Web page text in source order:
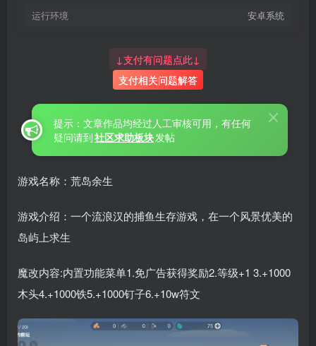
运行环境 安卓系统
↓支付有问题点此↓
支付相关问题解答
提示：文章作品均经过人工审核可用，有任何
疑问请到社区求助板块发帖
游戏名称：荒岛余生
游戏介绍：一个流浪汉的捕鱼生存游戏，在一个风景优美的
岛屿上求生
魔改内容:内置功能菜单1.免广告获得奖励2.等级+1 3.+1000
木头4.+1000铁5.+1000钉子6.+10w符文